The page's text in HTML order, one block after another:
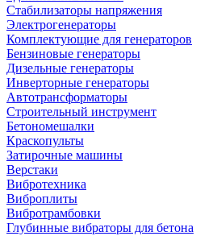
Стабилизаторы напряжения
Электрогенераторы
Комплектующие для генераторов
Бензиновые генераторы
Дизельные генераторы
Инверторные генераторы
Автотрансформаторы
Строительный инструмент
Бетономешалки
Краскопульты
Затирочные машины
Верстаки
Вибротехника
Виброплиты
Вибротрамбовки
Глубинные вибраторы для бетона